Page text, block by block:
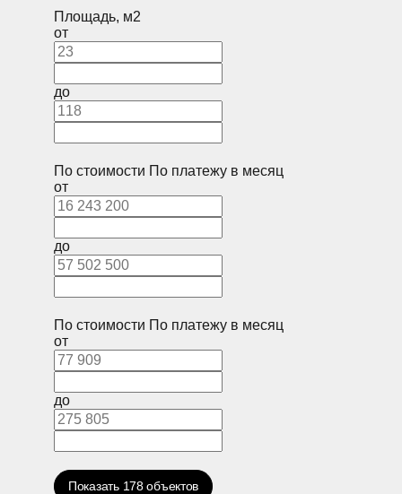
Площадь, м2
от
до
По стоимости По платежу в месяц
от
до
По стоимости По платежу в месяц
от
до
Показать 178 объектов